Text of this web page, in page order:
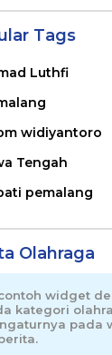
Tags
Luthfi
widiyantoro
Tengah
pemalang
Olahraga
widget
kategori
pada